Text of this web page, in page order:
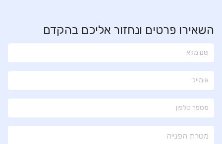
השאירו פרטים ונחזור אליכם בהקדם